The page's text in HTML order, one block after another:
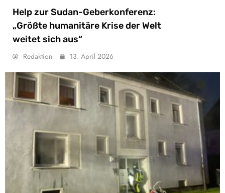
Help zur Sudan-Geberkonferenz:
„Größte humanitäre Krise der Welt
weitet sich aus“
Redaktion 13. April 2026